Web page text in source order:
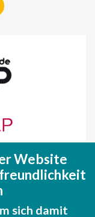
Website
sich damit